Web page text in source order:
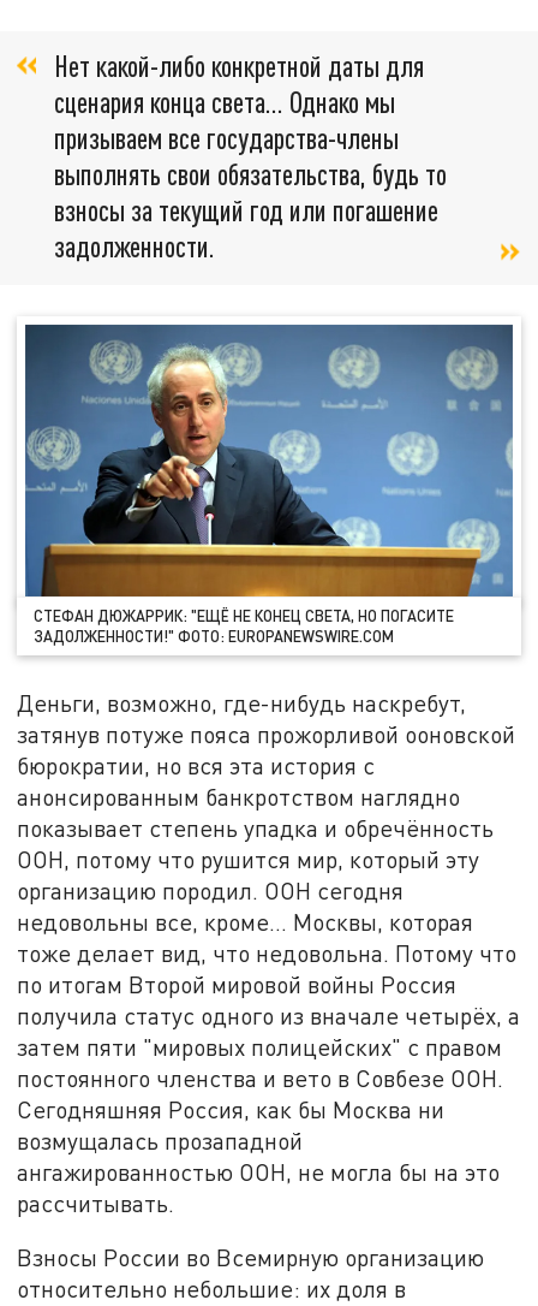
Нет какой-либо конкретной даты для
сценария конца света… Однако мы
призываем все государства-члены
выполнять свои обязательства, будь то
взносы за текущий год или погашение
задолженности.
СТЕФАН ДЮЖАРРИК: "ЕЩЁ НЕ КОНЕЦ СВЕТА, НО ПОГАСИТЕ
ЗАДОЛЖЕННОСТИ!" ФОТО: EUROPANEWSWIRE.COM
Деньги, возможно, где-нибудь наскребут,
затянув потуже пояса прожорливой ооновской
бюрократии, но вся эта история с
анонсированным банкротством наглядно
показывает степень упадка и обречённость
ООН, потому что рушится мир, который эту
организацию породил. ООН сегодня
недовольны все, кроме… Москвы, которая
тоже делает вид, что недовольна. Потому что
по итогам Второй мировой войны Россия
получила статус одного из вначале четырёх, а
затем пяти "мировых полицейских" с правом
постоянного членства и вето в Совбезе ООН.
Сегодняшняя Россия, как бы Москва ни
возмущалась прозападной
ангажированностью ООН, не могла бы на это
рассчитывать.
Взносы России во Всемирную организацию
относительно небольшие: их доля в